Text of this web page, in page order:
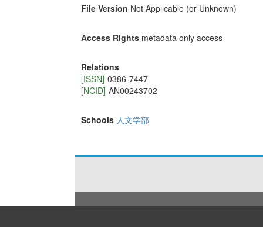
File Version Not Applicable (or Unknown)
Access Rights metadata only access
Relations
[ISSN] 0386-7447
[NCID] AN00243702
Schools 人文学部